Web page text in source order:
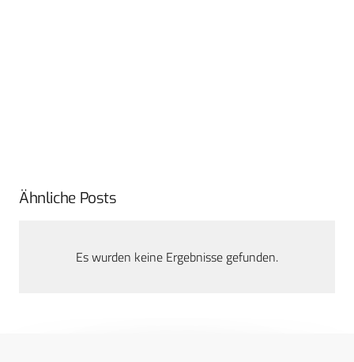
Ähnliche Posts
Es wurden keine Ergebnisse gefunden.